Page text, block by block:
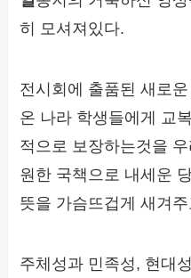
히 모셔져있다.
전시회에 출품된 새로
온 나라 학생들에게 교
적으로 보장하는것을
원한 국책으로 내세운
뜻을 가슴뜨겁게 새겨
주체성과 민족성, 현대